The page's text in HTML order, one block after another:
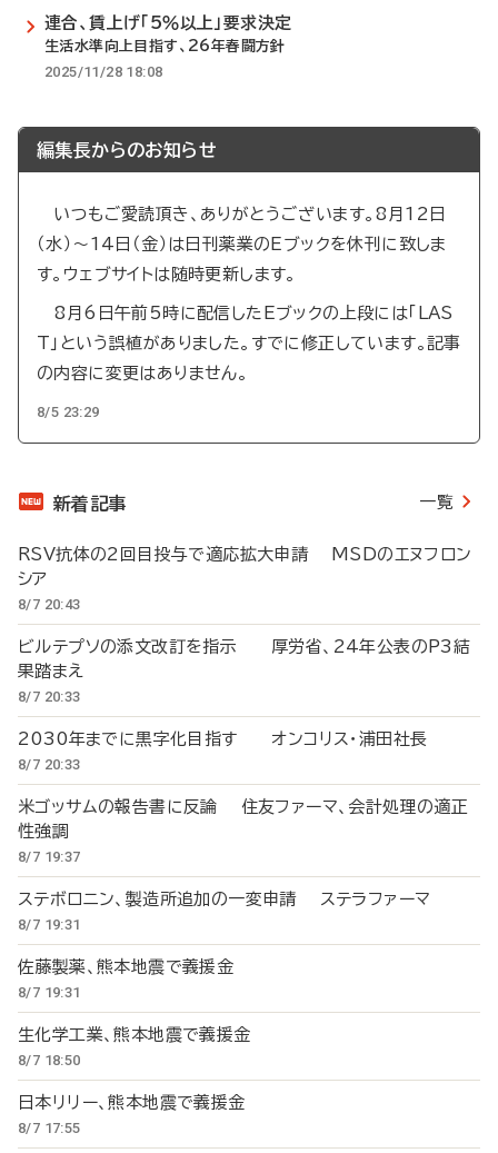
連合、賃上げ「5％以上」要求決定
生活水準向上目指す、26年春闘方針
2025/11/28 18:08
編集長からのお知らせ
いつもご愛読頂き、ありがとうございます。8月12日
（水）～14日（金）は日刊薬業のEブックを休刊に致しま
す。ウェブサイトは随時更新します。
8月6日午前5時に配信したEブックの上段には「LAS
T」という誤植がありました。すでに修正しています。記事
の内容に変更はありません。
8/5 23:29
新着記事 一覧
RSV抗体の2回目投与で適応拡大申請 MSDのエヌフロン
シア
8/7 20:43
ビルテプソの添文改訂を指示 厚労省、24年公表のP3結
果踏まえ
8/7 20:33
2030年までに黒字化目指す オンコリス・浦田社長
8/7 20:33
米ゴッサムの報告書に反論 住友ファーマ、会計処理の適正
性強調
8/7 19:37
ステボロニン、製造所追加の一変申請 ステラファーマ
8/7 19:31
佐藤製薬、熊本地震で義援金
8/7 19:31
生化学工業、熊本地震で義援金
8/7 18:50
日本リリー、熊本地震で義援金
8/7 17:55